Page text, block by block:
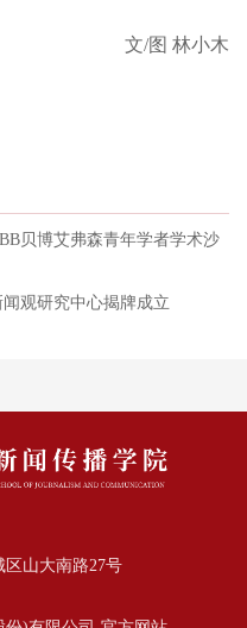
文/图 林小木
贝博艾弗森青年学者学术沙
观研究中心揭牌成立
山大南路27号